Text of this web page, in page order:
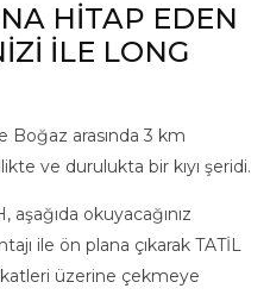
HİTAP EDEN
İLE LONG
Boğaz arasında 3 km
ve durulukta bir kıyı şeridi.
okuyacağınız
ile ön plana çıkarak TATİL
üzerine çekmeye